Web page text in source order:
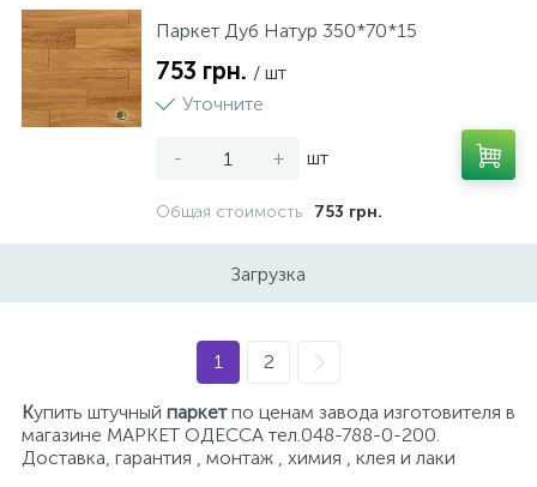
Паркет Дуб Натур 350*70*15
753 грн. / шт
Уточните
- + шт
Общая стоимость 753 грн.
Загрузка
1 2
Купить штучный паркетпо ценам завода изготовителя в
магазине МАРКЕТ ОДЕССА тел.048-788-0-200.
Доставка, гарантия , монтаж , химия , клея и лаки